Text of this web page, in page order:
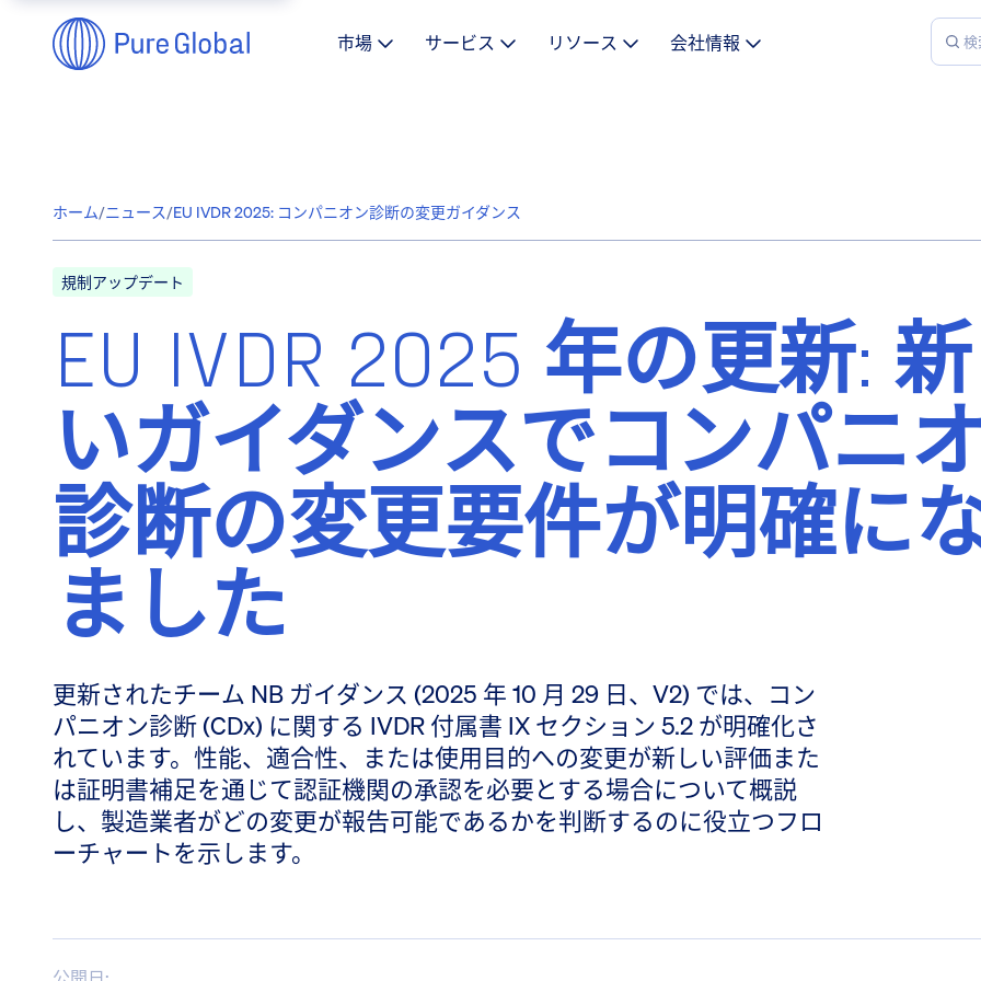
市場 サービス リソース 会社情報
ホーム/ニュース/EU IVDR 2025: コンパニオン診断の変更ガイダンス
規制アップデート
EU IVDR 2025 年の更新:
いガイダンスでコンパニ
診断の変更要件が明確に
ました
更新されたチーム NB ガイダンス (2025 年 10 月 29 日、V2) では、コン
パニオン診断 (CDx) に関する IVDR 付属書 IX セクション 5.2 が明確化さ
れています。性能、適合性、または使用目的への変更が新しい評価また
は証明書補足を通じて認証機関の承認を必要とする場合について概説
し、製造業者がどの変更が報告可能であるかを判断するのに役立つフロ
ーチャートを示します。